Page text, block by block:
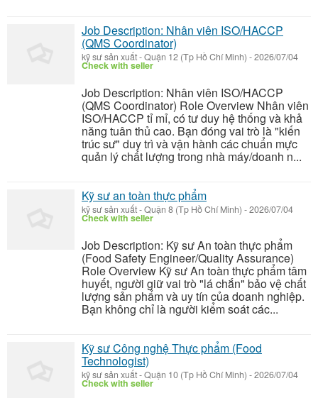
Job Description: Nhân viên ISO/HACCP
(QMS Coordinator)
kỹ sư sản xuất-Quận 12 (Tp Hồ Chí Minh) -2026/07/04
Check with seller
Job Description: Nhân viên ISO/HACCP
(QMS Coordinator) Role Overview Nhân viên
ISO/HACCP tỉ mỉ, có tư duy hệ thống và khả
năng tuân thủ cao. Bạn đóng vai trò là "kiến
trúc sư" duy trì và vận hành các chuẩn mực
quản lý chất lượng trong nhà máy/doanh n...
Kỹ sư an toàn thực phẩm
kỹ sư sản xuất-Quận 8 (Tp Hồ Chí Minh) -2026/07/04
Check with seller
Job Description: Kỹ sư An toàn thực phẩm
(Food Safety Engineer/Quality Assurance)
Role Overview Kỹ sư An toàn thực phẩm tâm
huyết, người giữ vai trò "lá chắn" bảo vệ chất
lượng sản phẩm và uy tín của doanh nghiệp.
Bạn không chỉ là người kiểm soát các...
Kỹ sư Công nghệ Thực phẩm (Food
Technologist)
kỹ sư sản xuất-Quận 10 (Tp Hồ Chí Minh) -2026/07/04
Check with seller